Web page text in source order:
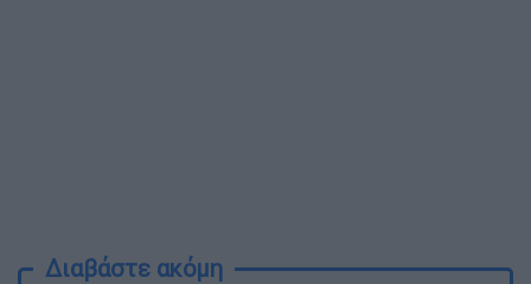
Διαβάστε ακόμη